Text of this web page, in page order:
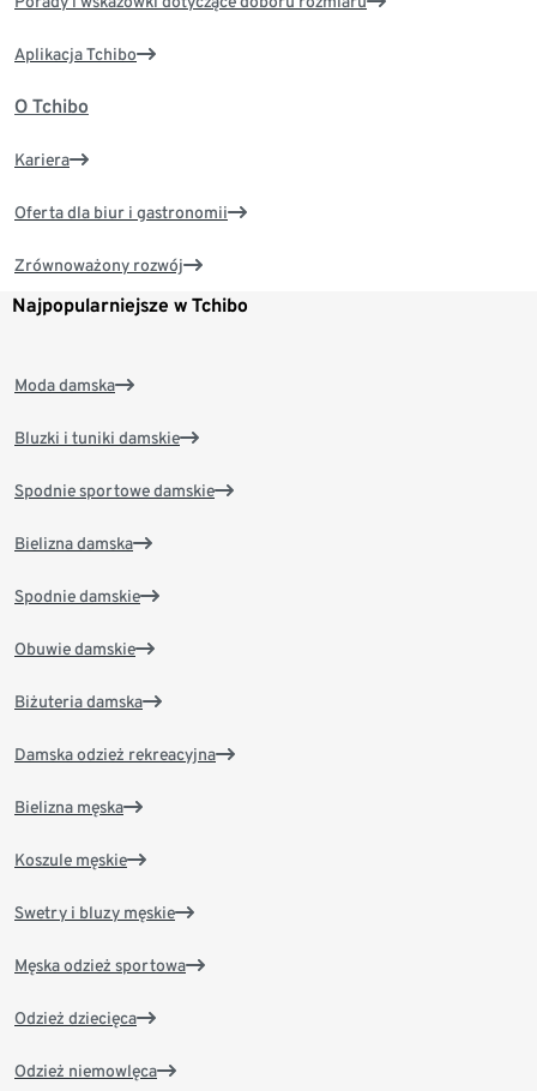
Aplikacja Tchibo
O Tchibo
Kariera
Oferta dla biur i gastronomii
Zrównoważony rozwój
Najpopularniejsze w Tchibo
Moda damska
Bluzki i tuniki damskie
Spodnie sportowe damskie
Bielizna damska
Spodnie damskie
Obuwie damskie
Biżuteria damska
Damska odzież rekreacyjna
Bielizna męska
Koszule męskie
Swetry i bluzy męskie
Męska odzież sportowa
Odzież dziecięca
Odzież niemowlęca